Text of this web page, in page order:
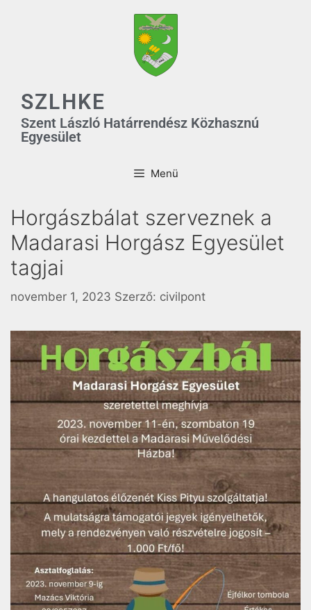
SZLHKE
Szent László Határrendész Közhasznú
Egyesület
Menü
Horgászbálat szerveznek a
Madarasi Horgász Egyesület
tagjai
november 1, 2023 Szerző: civilpont